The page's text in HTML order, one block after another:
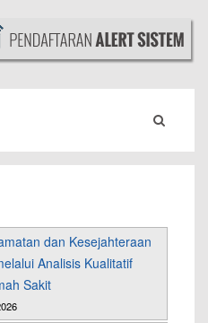
dan Kesejahteraan
Analisis Kualitatif
Sakit